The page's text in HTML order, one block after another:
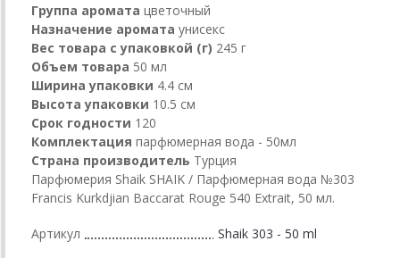
Группа аромата цветочный
Назначение аромата унисекс
Вес товара с упаковкой (г) 245 г
Объем товара 50 мл
Ширина упаковки 4.4 см
Высота упаковки 10.5 см
Срок годности 120
Комплектация парфюмерная вода - 50мл
Страна производитель Турция
Парфюмерия Shaik SHAIK / Парфюмерная вода №303
Francis Kurkdjian Baccarat Rouge 540 Extrait, 50 мл.
Артикул Shaik 303 - 50 ml